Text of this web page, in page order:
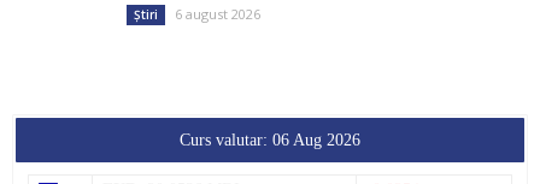
Știri 6 august 2026
Curs valutar: 06 Aug 2026